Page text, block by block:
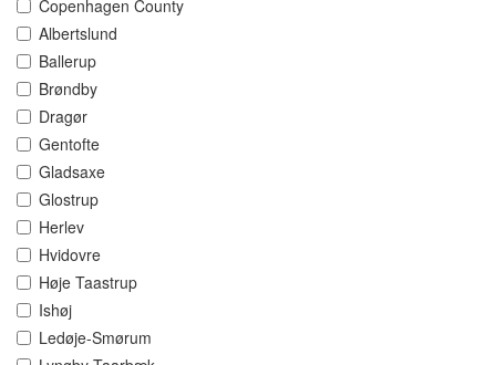
Copenhagen County
Albertslund
Ballerup
Brøndby
Dragør
Gentofte
Gladsaxe
Glostrup
Herlev
Hvidovre
Høje Taastrup
Ishøj
Ledøje-Smørum